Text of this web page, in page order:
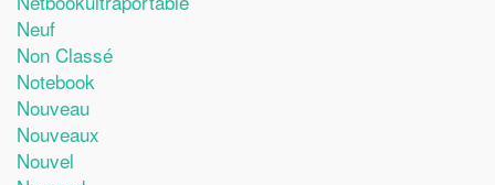
Neuf
Non Classé
Notebook
Nouveau
Nouveaux
Nouvel